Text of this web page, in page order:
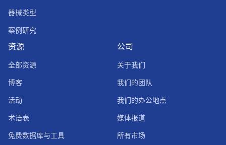
器械类型
案例研究
资源
全部资源
博客
活动
术语表
免费数据库与工具
公司
关于我们
我们的团队
我们的办公地点
媒体报道
所有市场